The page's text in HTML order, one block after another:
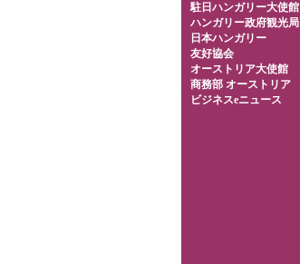
駐日ハンガリー大使館
ハンガリー政府観光局
日本ハンガリー
友好協会
オーストリア大使館
商務部 オーストリア
ビジネスeニュース